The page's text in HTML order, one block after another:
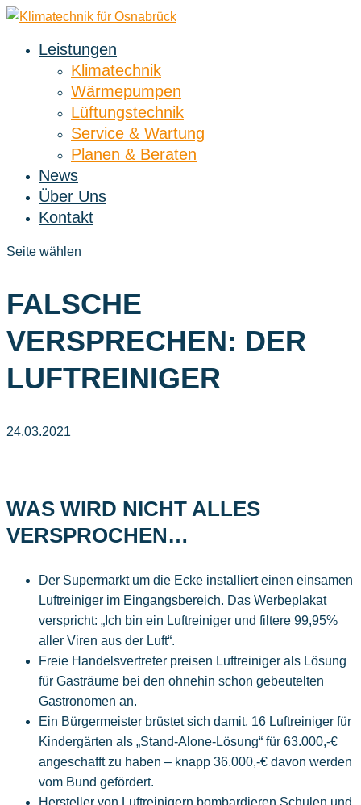
Leistungen
Klimatechnik
Wärmepumpen
Lüftungstechnik
Service & Wartung
Planen & Beraten
News
Über Uns
Kontakt
Seite wählen
FALSCHE
VERSPRECHEN: DER
LUFTREINIGER
24.03.2021
WAS WIRD NICHT ALLES
VERSPROCHEN…
Der Supermarkt um die Ecke installiert einen einsamen
Luftreiniger im Eingangsbereich. Das Werbeplakat
verspricht: „Ich bin ein Luftreiniger und filtere 99,95%
aller Viren aus der Luft“.
Freie Handelsvertreter preisen Luftreiniger als Lösung
für Gasträume bei den ohnehin schon gebeutelten
Gastronomen an.
Ein Bürgermeister brüstet sich damit, 16 Luftreiniger für
Kindergärten als „Stand-Alone-Lösung“ für 63.000,-€
angeschafft zu haben – knapp 36.000,-€ davon werden
vom Bund gefördert.
Hersteller von Luftreinigern bombardieren Schulen und